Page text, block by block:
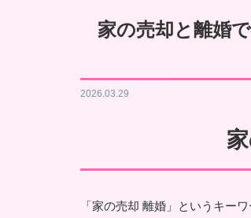
家の売却と離婚
2026.03.29
「家の売却 離婚」というキー